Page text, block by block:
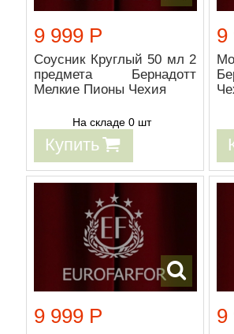
9 999 Р
Соусник Круглый 50 мл 2
предмета Бернадотт
Мелкие Пионы Чехия
На складе 0 шт
Купить
9
9 999 Р 9